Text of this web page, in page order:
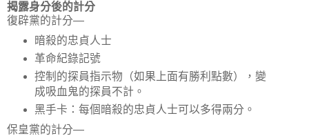
揭露身分後的計分
復辟黨的計分—
暗殺的忠貞人士
革命紀錄記號
控制的探員指示物（如果上面有勝利點數），變
成吸血鬼的探員不計。
黑手卡：每個暗殺的忠貞人士可以多得兩分。
保皇黨的計分—